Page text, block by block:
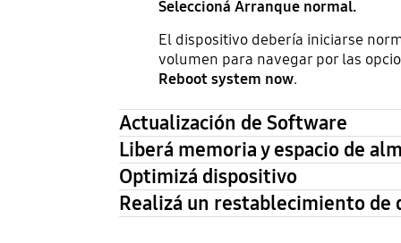
Seleccioná Arranque normal.
El dispositivo debería iniciarse
volumen para navegar por las
Reboot system now.
Actualización de Software
Liberá memoria y espacio de
Optimizá dispositivo
Realizá un restablecimiento de